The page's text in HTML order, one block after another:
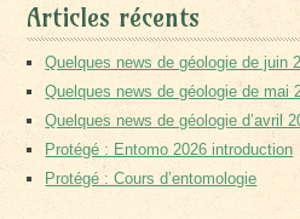
Articles récents
Quelques news de géologie de juin
Quelques news de géologie de mai
Quelques news de géologie d’avril
Protégé : Entomo 2026 introduction
Protégé : Cours d’entomologie